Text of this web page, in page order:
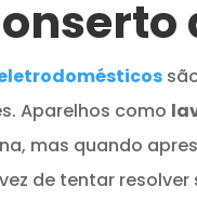
Aparelhos como
mas quando
de tentar